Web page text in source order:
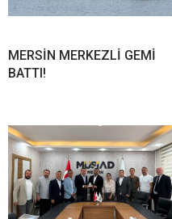
MERSİN MERKEZLİ GEMİ
BATTI!